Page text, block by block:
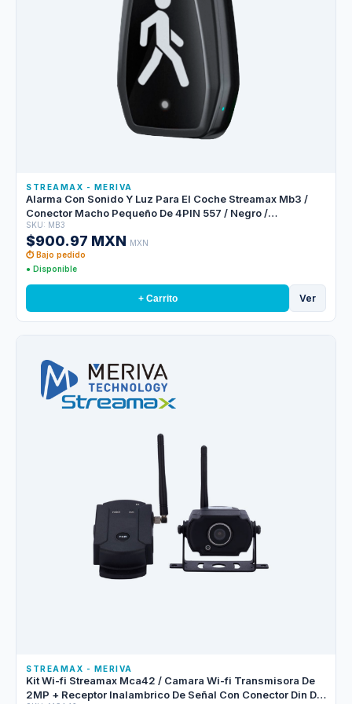
STREAMAX - MERIVA
Alarma Con Sonido Y Luz Para El Coche Streamax Mb3 /
Conector Macho Pequeño De 4PIN 557 / Negro /
Compatible Con M1n2.0-gw4 Y Mx3npro
SKU: MB3
$900.97 MXN MXN
⏱ Bajo pedido
● Disponible
+ Carrito Ver
STREAMAX - MERIVA
Kit Wi-fi Streamax Mca42 / Camara Wi-fi Transmisora De
2MP + Receptor Inalambrico De Señal Con Conector Din De